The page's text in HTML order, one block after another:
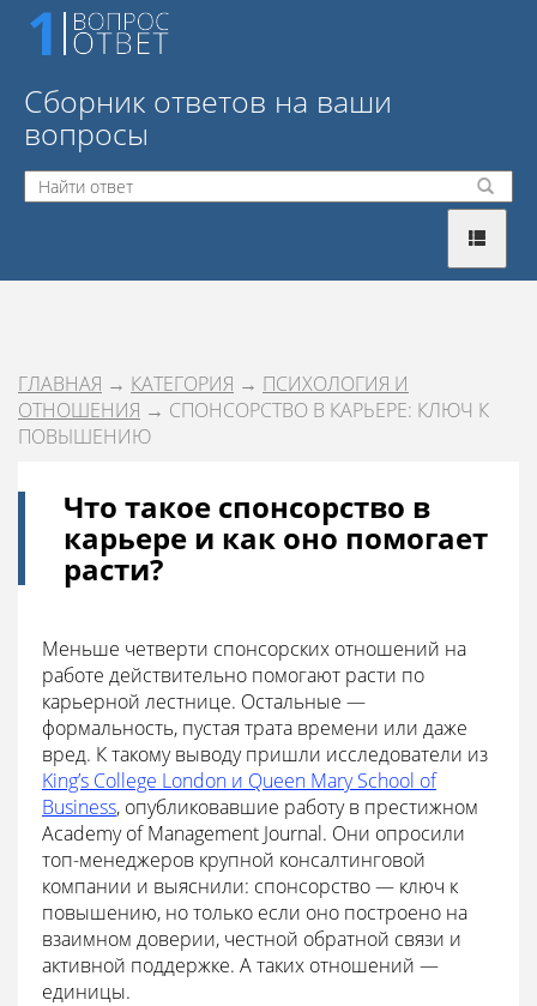
Сборник ответов на ваши
вопросы
ГЛАВНАЯ → КАТЕГОРИЯ → ПСИХОЛОГИЯ И
ОТНОШЕНИЯ → СПОНСОРСТВО В КАРЬЕРЕ: КЛЮЧ К
ПОВЫШЕНИЮ
Что такое спонсорство в
карьере и как оно помогает
расти?
Меньше четверти спонсорских отношений на
работе действительно помогают расти по
карьерной лестнице. Остальные —
формальность, пустая трата времени или даже
вред. К такому выводу пришли исследователи из
King’s College London и Queen Mary School of
Business, опубликовавшие работу в престижном
Academy of Management Journal. Они опросили
топ-менеджеров крупной консалтинговой
компании и выяснили: спонсорство — ключ к
повышению, но только если оно построено на
взаимном доверии, честной обратной связи и
активной поддержке. А таких отношений —
единицы.